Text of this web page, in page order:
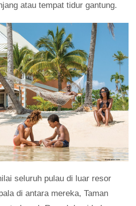
atau tempat tidur gantung.
seluruh pulau di luar resor
di antara mereka, Taman